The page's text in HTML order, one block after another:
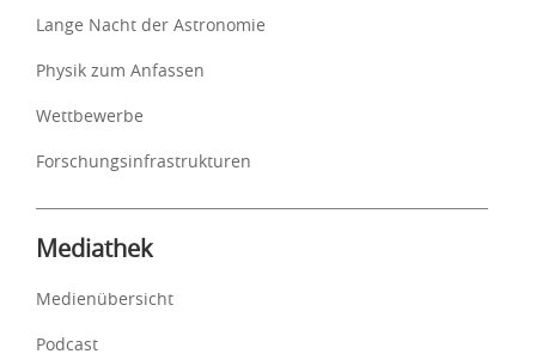
Lange Nacht der Astronomie
Physik zum Anfassen
Wettbewerbe
Forschungsinfrastrukturen
Mediathek
Medienübersicht
Podcast